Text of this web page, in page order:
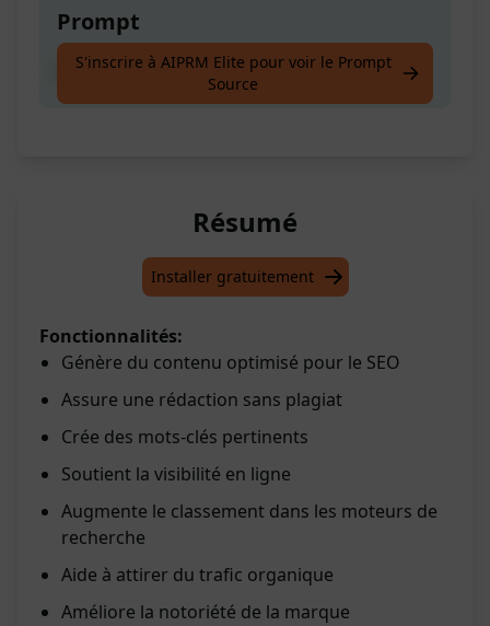
Prompt
Créez un mot-clé
S'inscrire à AIPRM Elite pour voir le Prompt
Source
Résumé
Installer gratuitement
Fonctionnalités:
Génère du contenu optimisé pour le SEO
Assure une rédaction sans plagiat
Crée des mots-clés pertinents
Soutient la visibilité en ligne
Augmente le classement dans les moteurs de
recherche
Aide à attirer du trafic organique
Améliore la notoriété de la marque